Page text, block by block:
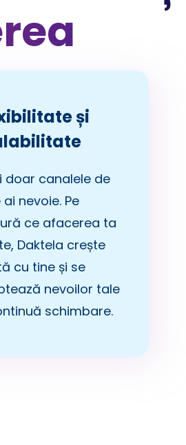
și
doar canalele de
nevoie. Pe
ce afacerea ta
Daktela crește
cu tine și se
nevoilor tale
schimbare.